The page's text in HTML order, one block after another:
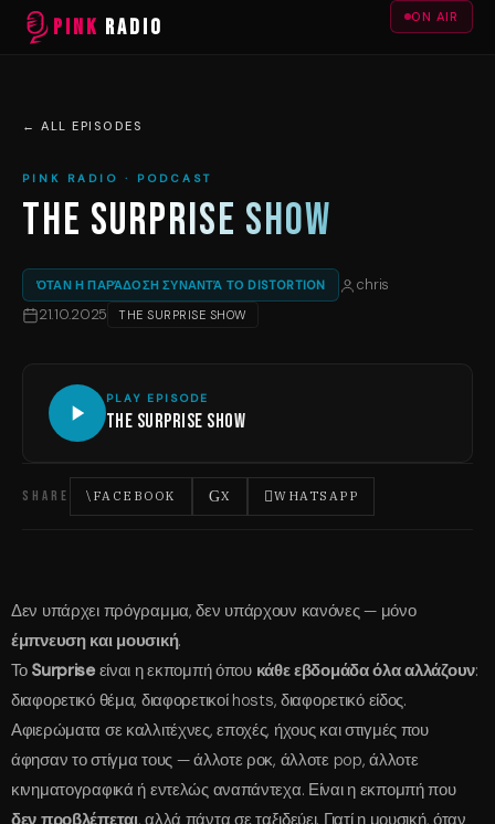
PINK RADIO ON AIR
← ALL EPISODES
PINK RADIO · PODCAST
THE SURPRISE SHOW
ΌΤΑΝ Η ΠΑΡΆΔΟΣΗ ΣΥΝΑΝΤΆ ΤΟ DISTORTION
chris
21.10.2025
THE SURPRISE SHOW
PLAY EPISODE
The Surprise Show
SHARE FACEBOOK X WHATSAPP
Δεν υπάρχει πρόγραμμα, δεν υπάρχουν κανόνες — μόνο
έμπνευση και μουσική.
Το Surpriseείναι η εκπομπή όπου κάθε εβδομάδα όλα αλλάζουν:
διαφορετικό θέμα, διαφορετικοί hosts, διαφορετικό είδος.
Αφιερώματα σε καλλιτέχνες, εποχές, ήχους και στιγμές που
άφησαν το στίγμα τους — άλλοτε ροκ, άλλοτε pop, άλλοτε
κινηματογραφικά ή εντελώς αναπάντεχα. Είναι η εκπομπή που
δεν προβλέπεται, αλλά πάντα σε ταξιδεύει. Γιατί η μουσική, όταν